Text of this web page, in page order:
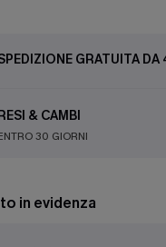
GRATUITA
& CAMBI
30 GIORNI
in evidenza